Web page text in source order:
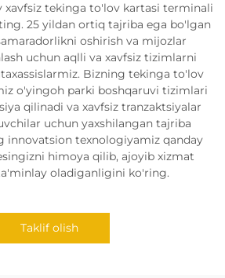
xavfsiz tekinga to'lov kartasi terminali
25 yildan ortiq tajriba ega bo'lgan
oshirish va mijozlar
uchun aqlli va xavfsiz tizimlarni
Bizning tekinga to'lov
o'yingoh parki boshqaruvi tizimlari
qilinadi va xavfsiz tranzaktsiyalar
uchun yaxshilangan tajriba
innovatsion texnologiyamiz qanday
himoya qilib, ajoyib xizmat
oladiganligini ko'ring.
Taklif olish